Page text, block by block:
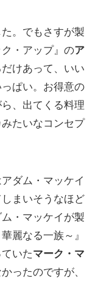
。でもさすが製
・アップ』のア
けあって、いい
ぱい。お得意の
、出てくる料理
たいなコンセプ
ダム・マッケイ
まいそうなほど
・マッケイが製
麗なる一族～』
いたマーク・マ
ったのですが、